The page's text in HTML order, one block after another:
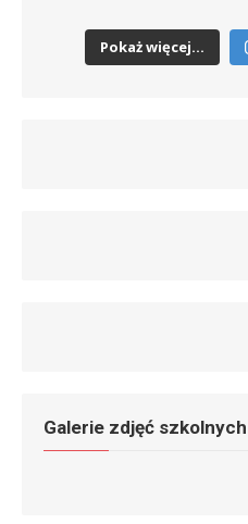
Pokaż więcej...
Galerie zdjęć szkolnych